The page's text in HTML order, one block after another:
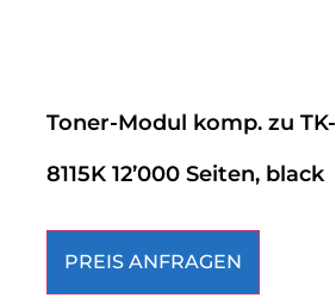
Toner-Modul komp. zu TK-
8115K 12’000 Seiten, black
PREIS ANFRAGEN